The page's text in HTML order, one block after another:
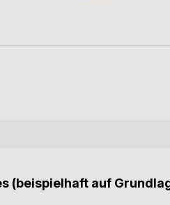
(beispielhaft auf